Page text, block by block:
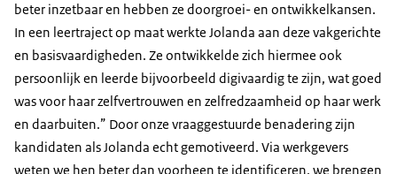
beter inzetbaar en hebben ze doorgroei- en ontwikkelkansen.
In een leertraject op maat werkte Jolanda aan deze vakgerichte
en basisvaardigheden. Ze ontwikkelde zich hiermee ook
persoonlijk en leerde bijvoorbeeld digivaardig te zijn, wat goed
was voor haar zelfvertrouwen en zelfredzaamheid op haar werk
en daarbuiten.” Door onze vraaggestuurde benadering zijn
kandidaten als Jolanda echt gemotiveerd. Via werkgevers
weten we hen beter dan voorheen te identificeren, we brengen